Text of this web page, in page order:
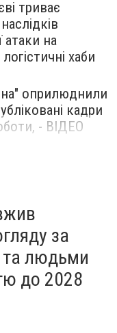
триває
атаки на
хаби
оприлюднили
кадри
- ВІДЕО
тата
за
та людьми
до 2028